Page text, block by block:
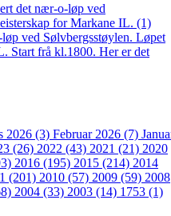
det nær-o-løp ved
for Markane IL. (1)
ved Sølvbergsstøylen. Løpet
Start frå kl.1800. Her er det
2026 (3) Februar 2026 (7)
(26) 2022 (43) 2021 (21) 2020
2016 (195) 2015 (214) 2014
(201) 2010 (57) 2009 (59) 2008
2004 (33) 2003 (14) 1753 (1)